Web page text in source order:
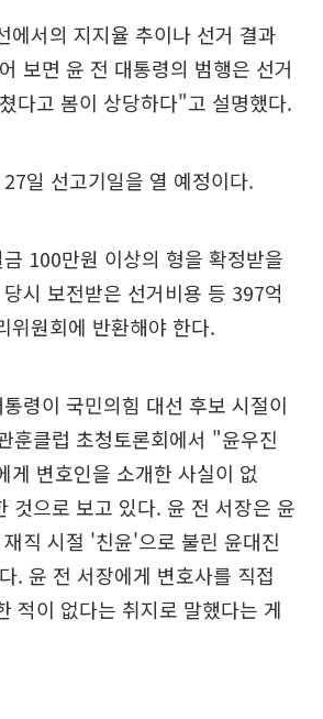
에서의 지지율 추이나 선거 결과
보면 윤 전 대통령의 범행은 선거
다고 봄이 상당하다"고 설명했다.
일 선고기일을 열 예정이다.
100만원 이상의 형을 확정받을
시 보전받은 선거비용 등 397억
위원회에 반환해야 한다.
령이 국민의힘 대선 후보 시절이
훈클럽 초청토론회에서 "윤우진
게 변호인을 소개한 사실이 없
것으로 보고 있다. 윤 전 서장은 윤
직 시절 '친윤'으로 불린 윤대진
. 윤 전 서장에게 변호사를 직접
적이 없다는 취지로 말했다는 게